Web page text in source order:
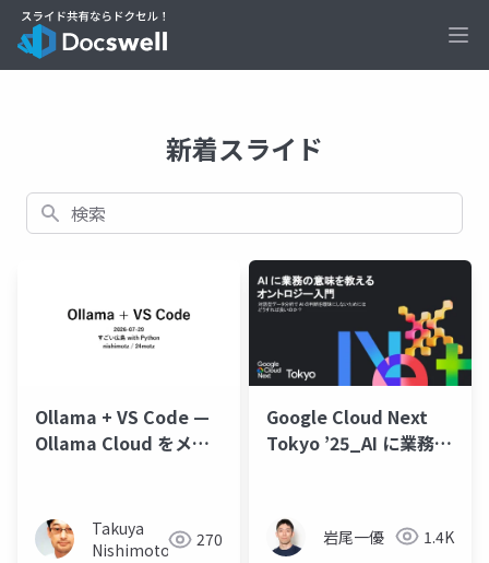
新着スライド
検索
Ollama + VS Code —
Ollama Cloud をメイ
Takuya
Nishimoto
270
Google Cloud Next
Tokyo ’25_AI に業務の
岩尾一優 1.4K